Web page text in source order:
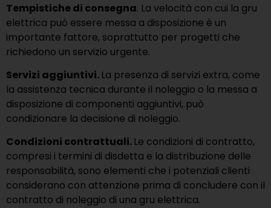
Tempistiche di consegna. La velocità con cui la gru
elettrica può essere messa a disposizione è un
importante fattore, soprattutto per progetti che
richiedono un servizio urgente.
Servizi aggiuntivi. La presenza di servizi extra, come
la assistenza tecnica durante il noleggio o la messa a
disposizione di componenti aggiuntivi, può
condizionare la decisione di noleggio.
Condizioni contrattuali. Le condizioni di contratto,
compresi i termini di disdetta e la distribuzione delle
responsabilità, sono elementi che i potenziali clienti
considerano con attenzione prima di concludere con il
contratto di noleggio di una gru elettrica.